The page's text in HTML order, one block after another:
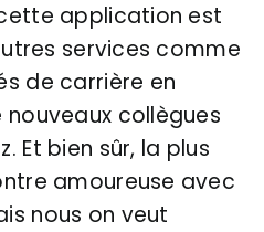
application est
services comme
de carrière en
collègues
Et bien sûr, la plus
amoureuse avec
nous on veut